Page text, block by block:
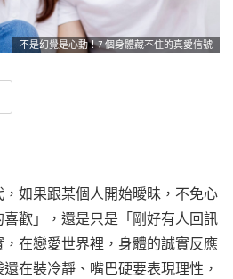
不是幻覺是心動！7 個身體藏不住的真愛信號
如果跟某個人開始曖昧，不免心
歡」，還是只是「剛好有人回訊
在戀愛世界裡，身體的誠實反應
在裝冷靜、嘴巴硬要表現理性，